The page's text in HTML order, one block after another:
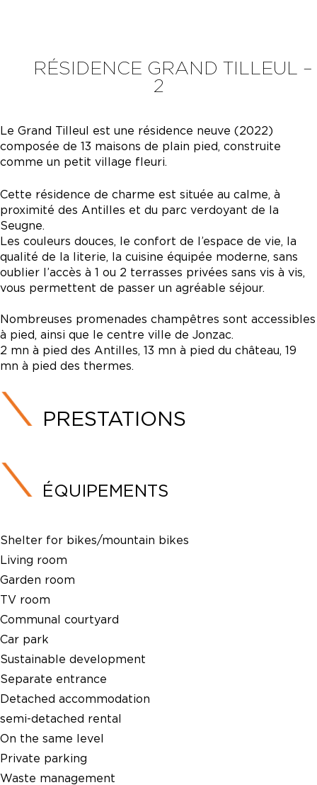
RÉSIDENCE GRAND TILLEUL –
2
Le Grand Tilleul est une résidence neuve (2022)
composée de 13 maisons de plain pied, construite
comme un petit village fleuri.
Cette résidence de charme est située au calme, à
proximité des Antilles et du parc verdoyant de la
Seugne.
Les couleurs douces, le confort de l’espace de vie, la
qualité de la literie, la cuisine équipée moderne, sans
oublier l’accès à 1 ou 2 terrasses privées sans vis à vis,
vous permettent de passer un agréable séjour.
Nombreuses promenades champêtres sont accessibles
à pied, ainsi que le centre ville de Jonzac.
2 mn à pied des Antilles, 13 mn à pied du château, 19
mn à pied des thermes.
PRESTATIONS
ÉQUIPEMENTS
Shelter for bikes/mountain bikes
Living room
Garden room
TV room
Communal courtyard
Car park
Sustainable development
Separate entrance
Detached accommodation
semi-detached rental
On the same level
Private parking
Waste management